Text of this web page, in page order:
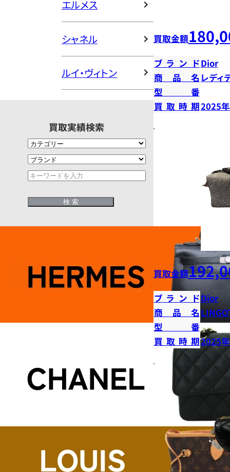
エルメス
シャネル
ルイ・ヴィトン
買取実績検索
買取金額
ブランドDior
商品名 レディ
型番
買取時期2025
買取金額
ブランドDior
商品名
型番
買取時期2025